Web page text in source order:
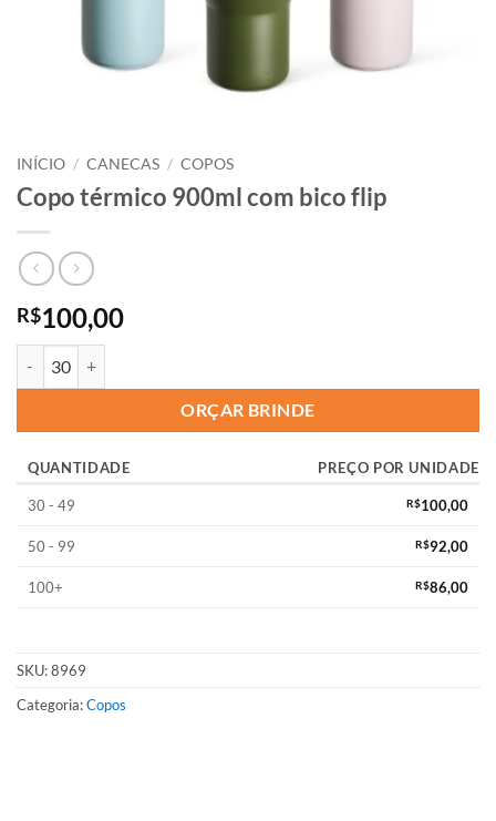
INÍCIO / CANECAS / COPOS
Copo térmico 900ml com bico flip
R$100,00
ORÇAR BRINDE
QUANTIDADE PREÇO POR UNIDADE
30 - 49 R$100,00
50 - 99 R$92,00
100+ R$86,00
SKU:8969
Categoria:Copos